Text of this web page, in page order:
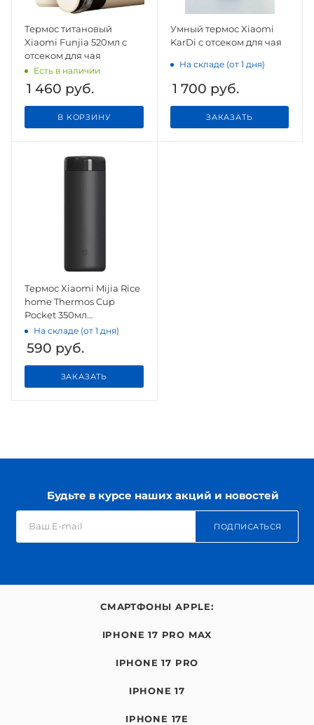
Термос титановый
Xiaomi Funjia 520мл с
отсеком для чая
Есть в наличии
1 460 руб.
В КОРЗИНУ
Умный термос Xiaomi
KarDi с отсеком для чая
На складе (от 1 дня)
1 700 руб.
ЗАКАЗАТЬ
Термос Xiaomi Mijia Rice
home Thermos Cup
Pocket 350мл
MJKDB01PL Black
На складе (от 1 дня)
590 руб.
ЗАКАЗАТЬ
Будьте в курсе наших акций и новостей
ПОДПИСАТЬСЯ
СМАРТФОНЫ APPLE:
IPHONE 17 PRO MAX
IPHONE 17 PRO
IPHONE 17
IPHONE 17E